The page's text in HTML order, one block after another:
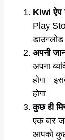
Kiwi ऐप
Play
डाउनलोड
अपनी
अपना
होगा।
होगा।
कुछ ही
एक बार
आपको कुछ